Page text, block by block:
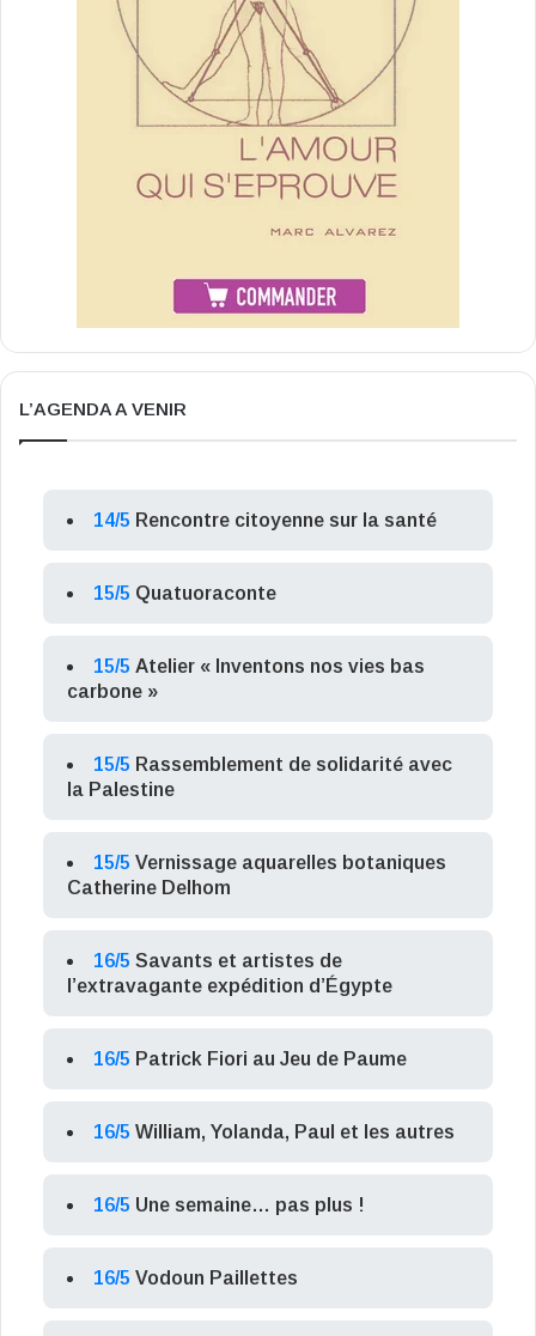
L’AGENDA A VENIR
14/5 Rencontre citoyenne sur la santé
15/5 Quatuoraconte
15/5 Atelier « Inventons nos vies bas
carbone »
15/5 Rassemblement de solidarité avec
la Palestine
15/5 Vernissage aquarelles botaniques
Catherine Delhom
16/5 Savants et artistes de
l’extravagante expédition d’Égypte
16/5 Patrick Fiori au Jeu de Paume
16/5 William, Yolanda, Paul et les autres
16/5 Une semaine… pas plus !
16/5 Vodoun Paillettes